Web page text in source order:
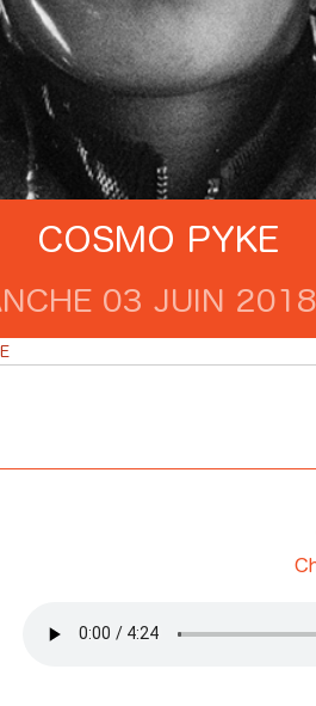
COSMO PYKE
03 JUIN